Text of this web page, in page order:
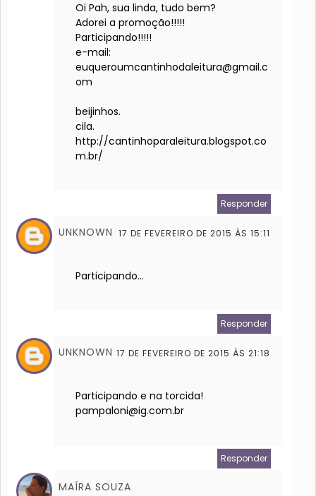
Oi Pah, sua linda, tudo bem?
Adorei a promoção!!!!!
Participando!!!!!
e-mail:
euqueroumcantinhodaleitura@gmail.c
om
beijinhos.
cila.
http://cantinhoparaleitura.blogspot.co
m.br/
Responder
UNKNOWN 17 DE FEVEREIRO DE 2015 ÀS 15:11
Participando...
Responder
UNKNOWN 17 DE FEVEREIRO DE 2015 ÀS 21:18
Participando e na torcida!
pampaloni@ig.com.br
Responder
MAÍRA SOUZA